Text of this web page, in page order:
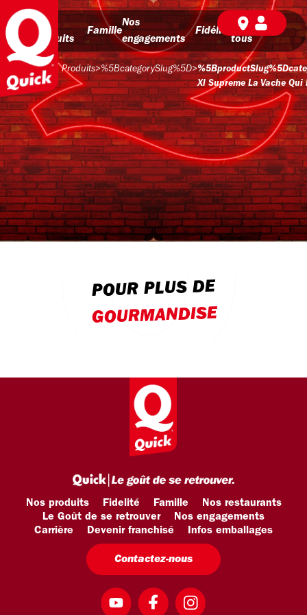
Nos
produits
Famille
Nos
engagements
Fidélité
BD pour
tous
Produits>%5BcategorySlug%5D>
Xl Supreme La Vache Qui
POUR PLUS DE
GOURMANDISE
Nos produits Fidelité Famille
Nos restaurants
Le Goût de se retrouver
Nos engagements
Carrière
Devenir franchisé Infos emballages
Contactez-nous